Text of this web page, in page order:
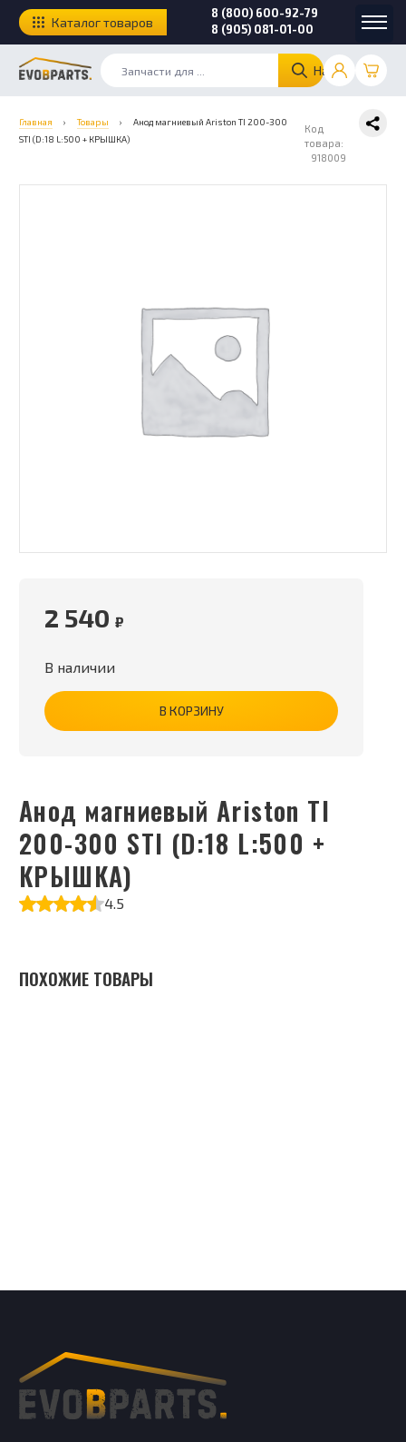
Найти
8 (800) 600-92-79
8 (905) 081-01-00
Каталог товаров
Главная › Товары ›
Анод магниевый Ariston TI 200-300
STI (D:18 L:500 + КРЫШКА)
Код
товара:
918009
Анод магниевый Ariston TI
200-300 STI (D:18 L:500 +
КРЫШКА)
4.5
2 540 ₽
В наличии
В КОРЗИНУ
ПОХОЖИЕ ТОВАРЫ